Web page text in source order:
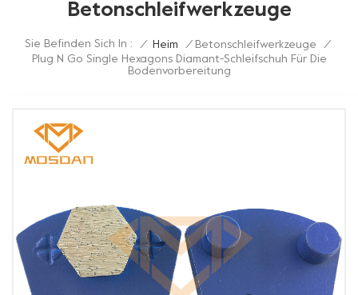
Betonschleifwerkzeuge
Sie Befinden Sich In : / Heim / Betonschleifwerkzeuge
/
Plug N Go Single Hexagons Diamant-Schleifschuh Für Die
Bodenvorbereitung